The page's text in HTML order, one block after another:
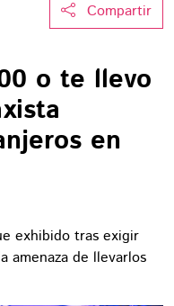
Compartir
o te llevo
en
exhibido tras exigir
amenaza de llevarlos